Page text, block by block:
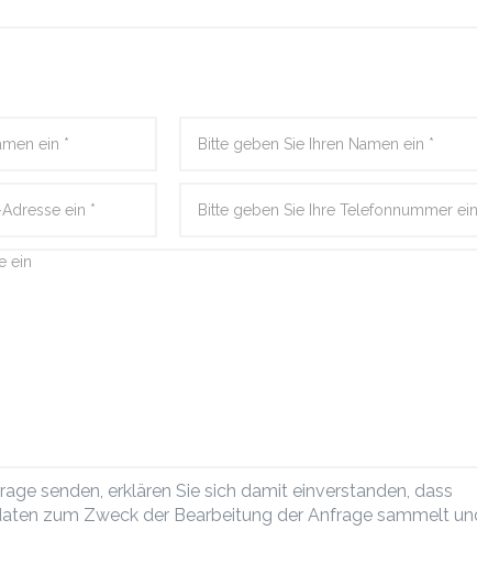
senden, erklären Sie sich damit einverstanden, dass
zum Zweck der Bearbeitung der Anfrage sammelt